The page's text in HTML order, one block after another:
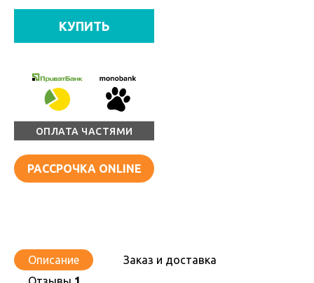
КУПИТЬ
ОПЛАТА ЧАСТЯМИ
РАССРОЧКА ONLINE
Описание
Заказ и доставка